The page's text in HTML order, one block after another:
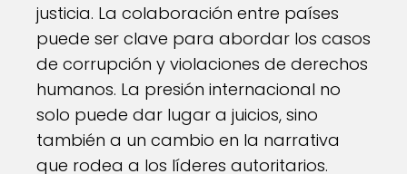
justicia. La colaboración entre países
puede ser clave para abordar los casos
de corrupción y violaciones de derechos
humanos. La presión internacional no
solo puede dar lugar a juicios, sino
también a un cambio en la narrativa
que rodea a los líderes autoritarios.